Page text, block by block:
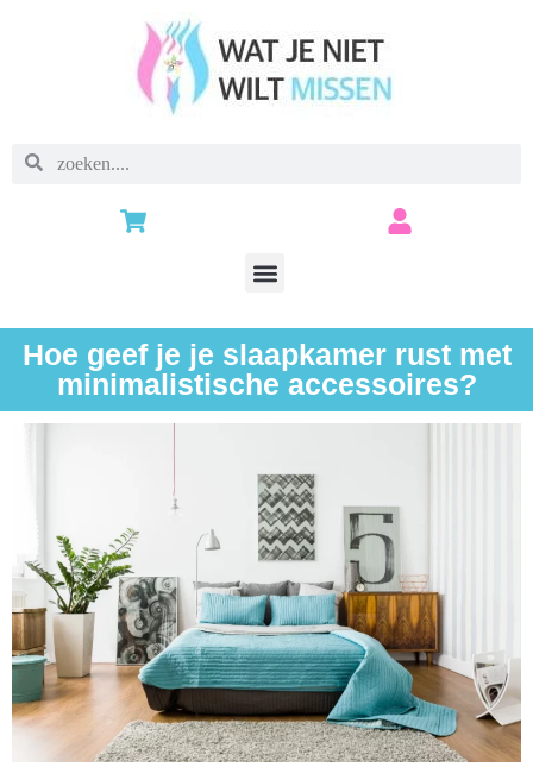
Hoe geef je je slaapkamer rust met
minimalistische accessoires?